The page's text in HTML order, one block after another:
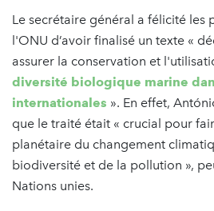
Le secrétaire général a félicité les
l'ONU d’avoir finalisé un texte «
assurer la conservation et
diversité biologique marine
internationales ». En effet,
que le traité était « crucial pour
planétaire du changement
biodiversité et de la pollution »,
Nations unies.